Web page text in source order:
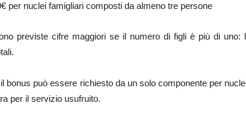
per nuclei famigliari composti da almeno tre persone
previste cifre maggiori se il numero di figli è più di uno:
bonus può essere richiesto da un solo componente per
per il servizio usufruito.